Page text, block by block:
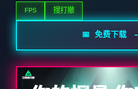
FPS 搜打撤
📅 免费下载